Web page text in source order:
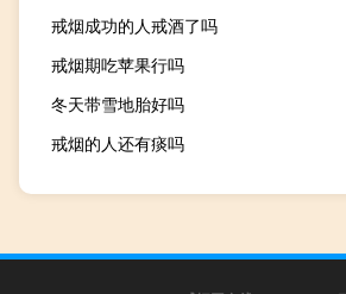
戒烟成功的人戒酒了吗
戒烟期吃苹果行吗
冬天带雪地胎好吗
戒烟的人还有痰吗